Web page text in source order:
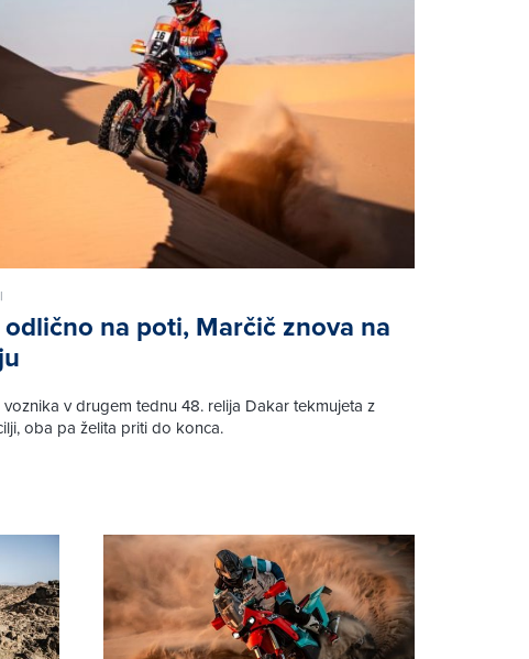
|
na poti, Marčič znova na
v drugem tednu 48. relija Dakar tekmujeta z
oba pa želita priti do konca.